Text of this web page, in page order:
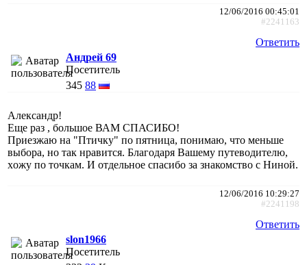
12/06/2016 00:45:01
#2241163
Ответить
Андрей 69
Посетитель
345 88
Александр!
Еще раз , большое ВАМ СПАСИБО!
Приезжаю на "Птичку" по пятница, понимаю, что меньше
выбора, но так нравится. Благодаря Вашему путеводителю,
xожу по точкам. И отдельное спасибо за знакомство с Ниной.
12/06/2016 10:29:27
#2241198
Ответить
slon1966
Посетитель